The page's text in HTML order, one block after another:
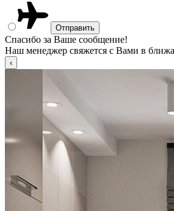
Спасибо за Ваше сообщение!
Наш менеджер свяжется с Вами в